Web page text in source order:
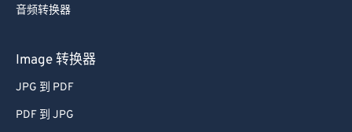
音频转换器
Image 转换器
JPG 到 PDF
PDF 到 JPG